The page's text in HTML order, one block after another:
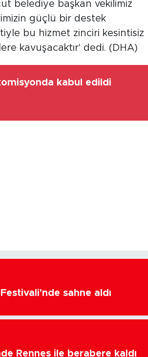
belediye başkan vekilimiz
güçlü bir destek
bu hizmet zinciri kesintisiz
kavuşacaktır' dedi. (DHA)
kabul edildi
sahne aldı
Rennes ile berabere kaldı